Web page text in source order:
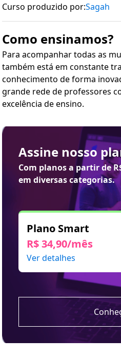
Curso produzido por:Sagah
Como ensinamos?
Para acompanhar todas as
também está em constante
conhecimento de forma inovadora,
grande rede de professores
excelência de ensino.
Assine nosso
Com planos a partir de
em diversas categorias.
Plano Smart
R$ 34,90/mês
Ver detalhes